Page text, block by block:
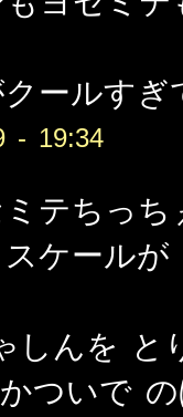
ールすぎ
- 19:34
テちっ
ケール
しんを と
ついで